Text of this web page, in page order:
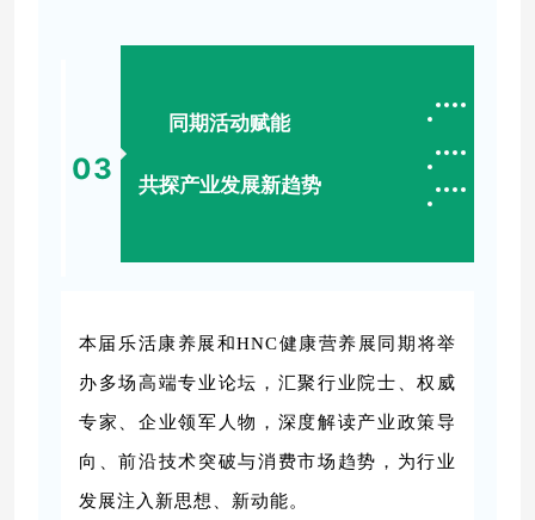
03
同期活动赋能
共探产业发展新趋势
本届 乐活康养展和HNC健康营养展 同期将举
办多场高端专业论坛，汇聚行业院士、权威
专家、企业领军人物，深度解读产业政策导
向、前沿技术突破与消费市场趋势，为行业
发展注入新思想、新动能。